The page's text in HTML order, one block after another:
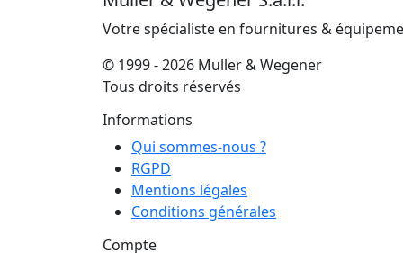
Votre spécialiste en fournitures &
© 1999 - 2026 Muller & Wegener
Tous droits réservés
Informations
Qui sommes-nous ?
RGPD
Mentions légales
Conditions générales
Compte